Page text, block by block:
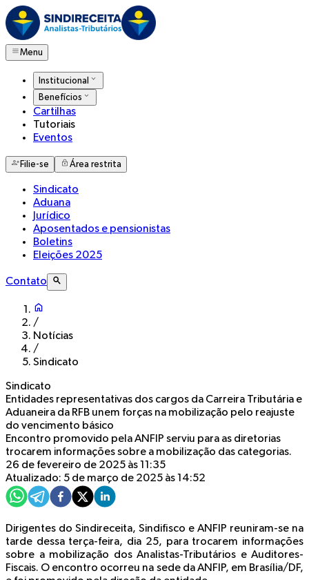
Menu
Institucional
Benefícios
Cartilhas
Tutoriais
Eventos
Filie-se Área restrita
Sindicato
Aduana
Jurídico
Aposentados e pensionistas
Boletins
Eleições 2025
Contato
/
Notícias
/
Sindicato
Sindicato
Entidades representativas dos cargos da Carreira Tributária e
Aduaneira da RFB unem forças na mobilização pelo reajuste
do vencimento básico
Encontro promovido pela ANFIP serviu para as diretorias
trocarem informações sobre a mobilização das categorias.
26 de fevereiro de 2025 às 11:35
Atualizado: 5 de março de 2025 às 14:52
Dirigentes do Sindireceita, Sindifisco e ANFIP reuniram-se na
tarde dessa terça-feira, dia 25, para trocarem informações
sobre a mobilização dos Analistas-Tributários e Auditores-
Fiscais. O encontro ocorreu na sede da ANFIP, em Brasília/DF,